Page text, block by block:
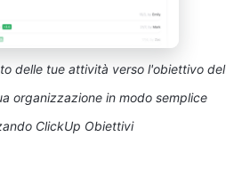
delle tue attività verso l'obiettivo del
organizzazione in modo semplice
ClickUp Obiettivi